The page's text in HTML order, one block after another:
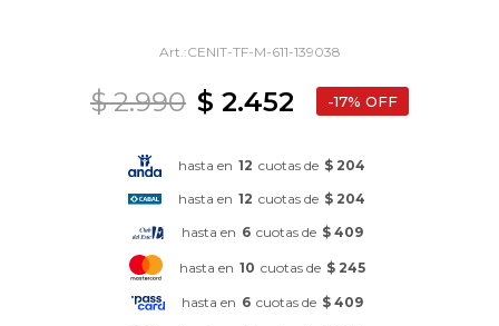
CENIT-TF-M-611-139038
$ 2.452
$ 2.990 17
hasta en 12 cuotas de $ 204
hasta en 12 cuotas de $ 204
hasta en 6 cuotas de $ 409
hasta en 10 cuotas de $ 245
hasta en 6 cuotas de $ 409